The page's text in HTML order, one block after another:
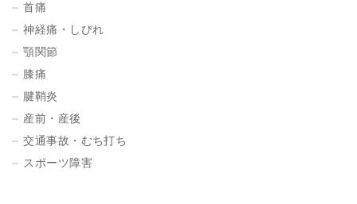
首痛
神経痛・しびれ
顎関節
膝痛
腱鞘炎
産前・産後
交通事故・むち打ち
スポーツ障害